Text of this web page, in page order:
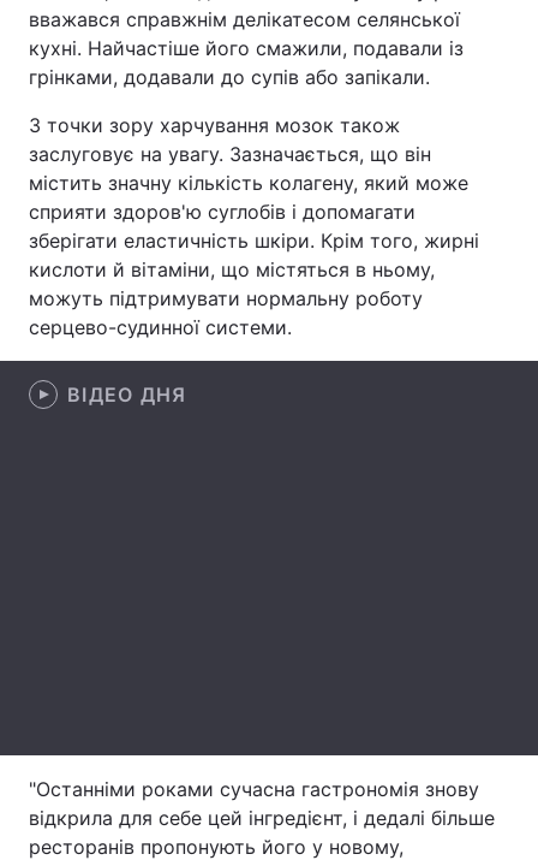
Цікавинки Погода
Лонгріди
Відео з Youtube Статті
Інтерв'ю
вважався справжнім делікатесом селянської
кухні. Найчастіше його смажили, подавали із
грінками, додавали до супів або запікали.
З точки зору харчування мозок також
заслуговує на увагу. Зазначається, що він
містить значну кількість колагену, який може
сприяти здоров'ю суглобів і допомагати
зберігати еластичність шкіри. Крім того, жирні
кислоти й вітаміни, що містяться в ньому,
можуть підтримувати нормальну роботу
серцево-судинної системи.
ВІДЕО ДНЯ
"Останніми роками сучасна гастрономія знову
відкрила для себе цей інгредієнт, і дедалі більше
ресторанів пропонують його у новому,